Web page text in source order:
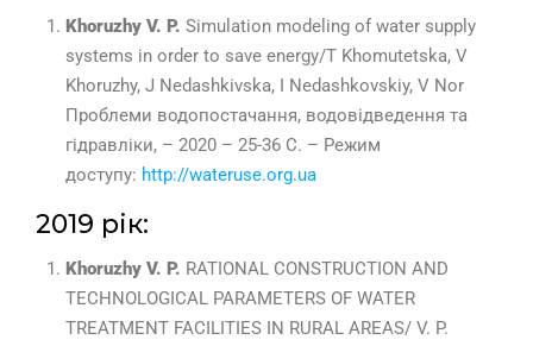
Khoruzhy V. P. Simulation modeling of water supply
systems in order to save energy/T Khomutetska, V
Khoruzhy, J Nedashkivska, I Nedashkovskіy, V Nor
Проблеми водопостачання, водовідведення та
гідравліки, – 2020 – 25-36 С. – Режим
доступу: http://wateruse.org.ua
2019 рік:
Khoruzhy V. P. RATIONAL CONSTRUCTION AND
TECHNOLOGICAL PARAMETERS OF WATER
TREATMENT FACILITIES IN RURAL AREAS/ V. P.